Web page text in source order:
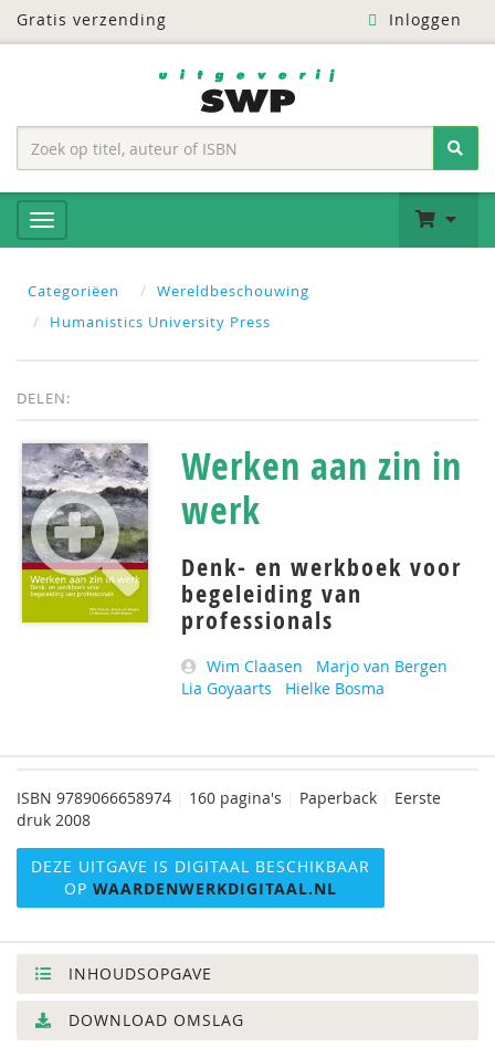
Gratis verzending Inloggen
Categoriëen
Wereldbeschouwing
Humanistics University Press
DELEN:
Werken aan zin in
werk
Denk- en werkboek voor
begeleiding van
professionals
Wim Claasen
Marjo van Bergen
Lia Goyaarts
Hielke Bosma
ISBN 9789066658974 160 pagina's Paperback
Eerste
druk 2008
DEZE UITGAVE IS DIGITAAL BESCHIKBAAR
OP WAARDENWERKDIGITAAL.NL
INHOUDSOPGAVE
DOWNLOAD OMSLAG